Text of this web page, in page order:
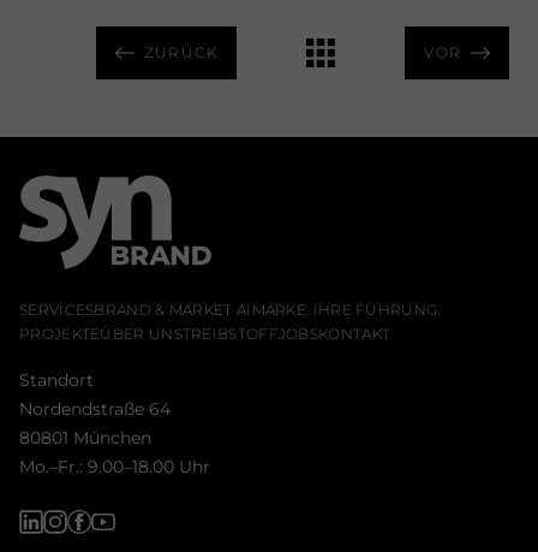
ZURÜCK VOR
SERVICESBRAND & MARKET AI MARKE. IHRE FÜHRUNG.
PROJEKTEÜBER UNSTREIBSTOFFJOBSKONTAKT
Standort
Nordendstraße 64
80801 München
Mo.–Fr.: 9.00–18.00 Uhr